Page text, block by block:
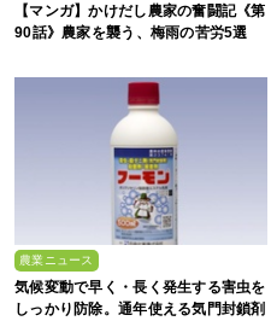
【マンガ】かけだし農家の奮闘記《第
90話》農家を襲う、梅雨の苦労5選
農業ニュース
気候変動で早く・長く発生する害虫を
しっかり防除。通年使える気門封鎖剤